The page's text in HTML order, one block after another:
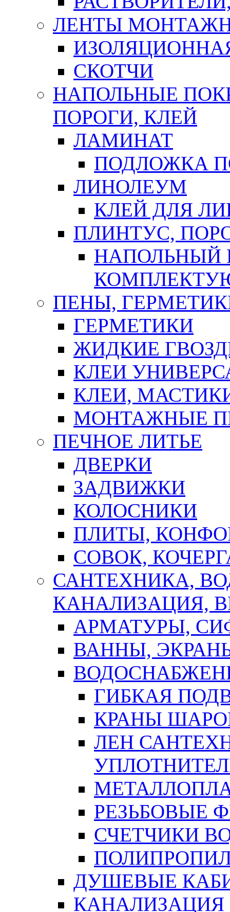
ЛЕНТЫ
СКОТЧИ
НАПОЛЬНЫЕ
ПОРОГИ, КЛЕЙ
ЛАМИНАТ
ПОДЛОЖКА
ЛИНОЛЕУМ
КЛЕЙ ДЛЯ
ПЛИНТУС,
НАПОЛЬНЫЙ
ПЕНЫ,
ГЕРМЕТИКИ
ЖИДКИЕ
КЛЕИ
КЛЕИ,
МОНТАЖНЫЕ
ПЕЧНОЕ ЛИТЬЕ
ДВЕРКИ
ЗАДВИЖКИ
КОЛОСНИКИ
ПЛИТЫ,
СОВОК,
САНТЕХНИКА,
КАНАЛИЗАЦИЯ,
АРМАТУРЫ,
ВАННЫ,
ГИБКАЯ
КРАНЫ
ЛЕН
РЕЗЬБОВЫЕ
СЧЕТЧИКИ
ДУШЕВЫЕ
КАНАЛИЗАЦИЯ